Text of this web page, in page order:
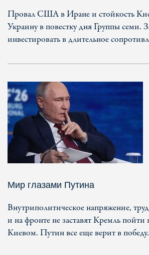
Провал США в Иране и стойкость
Украину в повестку дня Группы семи.
инвестировать в длительное
Мир глазами Путина
Внутриполитическое напряжение,
и на фронте не заставят Кремль пойти
Киевом. Путин все еще верит в победу.